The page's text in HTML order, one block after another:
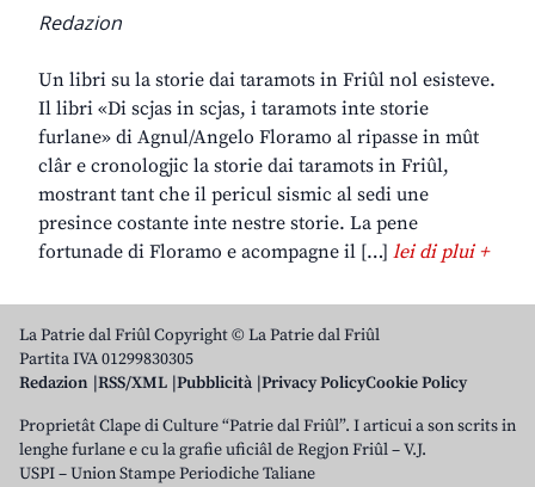
Redazion
Un libri su la storie dai taramots in Friûl nol esisteve.
Il libri «Di scjas in scjas, i taramots inte storie
furlane» di Agnul/Angelo Floramo al ripasse in mût
clâr e cronologjic la storie dai taramots in Friûl,
mostrant tant che il pericul sismic al sedi une
presince costante inte nestre storie. La pene
fortunade di Floramo e acompagne il […] lei di plui +
La Patrie dal Friûl Copyright © La Patrie dal Friûl
Partita IVA 01299830305
Redazion RSS/XML Pubblicità Privacy PolicyCookie Policy
Proprietât Clape di Culture “Patrie dal Friûl”. I articui a son scrits in
lenghe furlane e cu la grafie uficiâl de Regjon Friûl – V.J.
USPI – Union Stampe Periodiche Taliane